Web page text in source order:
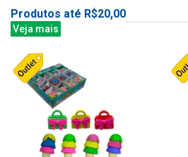
Produtos até R$20,00
Veja mais